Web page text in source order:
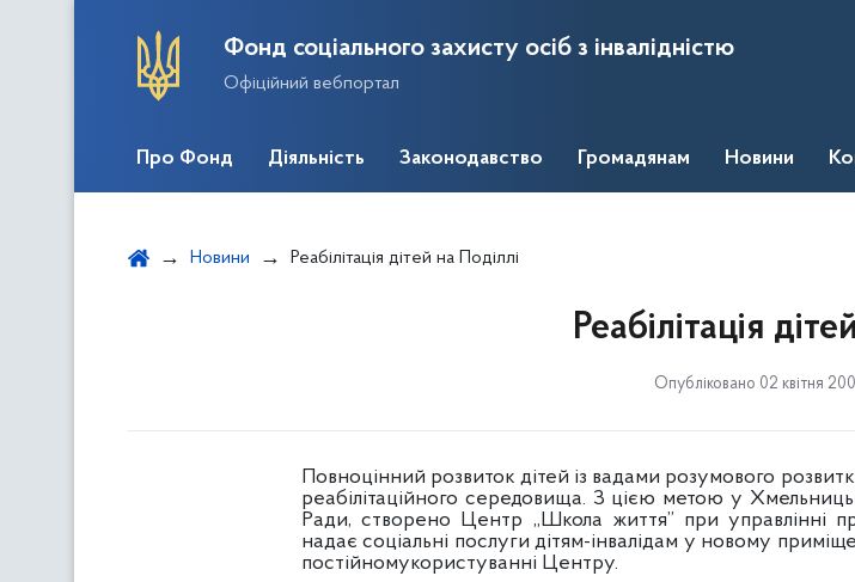
Фонд соціального захисту осіб з інвалідністю
Офіційний вебпортал
Про Фонд Діяльність Законодавство Громадянам Новини
Новини Реабілітація дітей на Поділлі
Реабілітація
Опубліковано 02 квітня
Повноцінний розвиток дітей із вадами розумового
реабілітаційного середовища. З цією метою у
Ради, створено Центр „Школа життя” при управлінні
надає соціальні послуги дітям-інвалідам у новому
постійномукористуванні Центру.